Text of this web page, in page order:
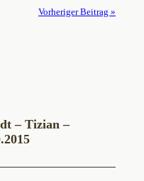
Vorheriger Beitrag »
– Tizian –